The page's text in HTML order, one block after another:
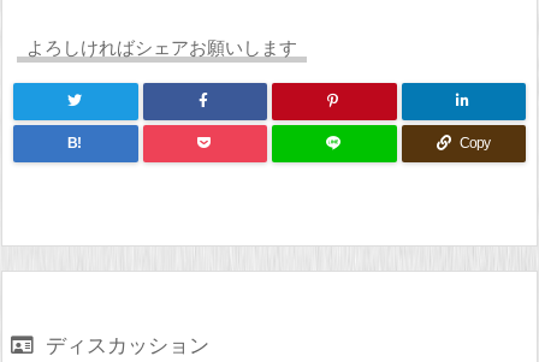
よろしければシェアお願いします
B! Copy
ディスカッション